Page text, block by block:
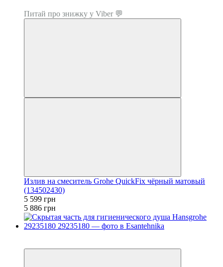
Питай про знижку у Viber 💬
Излив на смеситель Grohe QuickFix чёрный матовый
(134502430)
5 599 грн
5 886 грн